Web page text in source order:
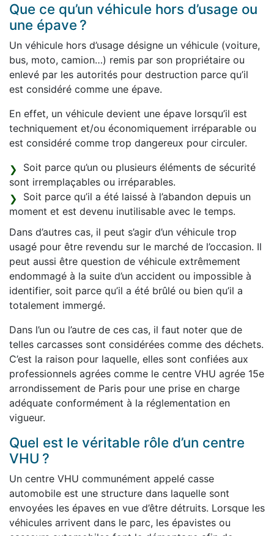
Que ce qu’un véhicule hors d’usage ou
une épave ?
Un véhicule hors d’usage désigne un véhicule (voiture,
bus, moto, camion…) remis par son propriétaire ou
enlevé par les autorités pour destruction parce qu’il
est considéré comme une épave.
En effet, un véhicule devient une épave lorsqu’il est
techniquement et/ou économiquement irréparable ou
est considéré comme trop dangereux pour circuler.
Soit parce qu’un ou plusieurs éléments de sécurité
sont irremplaçables ou irréparables.
Soit parce qu’il a été laissé à l’abandon depuis un
moment et est devenu inutilisable avec le temps.
Dans d’autres cas, il peut s’agir d’un véhicule trop
usagé pour être revendu sur le marché de l’occasion. Il
peut aussi être question de véhicule extrêmement
endommagé à la suite d’un accident ou impossible à
identifier, soit parce qu’il a été brûlé ou bien qu’il a
totalement immergé.
Dans l’un ou l’autre de ces cas, il faut noter que de
telles carcasses sont considérées comme des déchets.
C’est la raison pour laquelle, elles sont confiées aux
professionnels agrées comme le centre VHU agrée 15e
arrondissement de Paris pour une prise en charge
adéquate conformément à la réglementation en
vigueur.
Quel est le véritable rôle d’un centre
VHU ?
Un centre VHU communément appelé casse
automobile est une structure dans laquelle sont
envoyées les épaves en vue d’être détruits. Lorsque les
véhicules arrivent dans le parc, les épavistes ou